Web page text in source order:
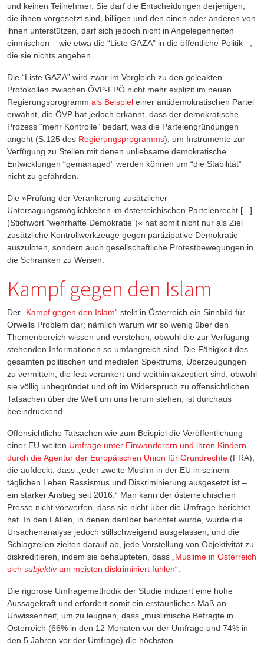
und keinen Teilnehmer. Sie darf die Entscheidungen derjenigen,
die ihnen vorgesetzt sind, billigen und den einen oder anderen von
ihnen unterstützen, darf sich jedoch nicht in Angelegenheiten
einmischen – wie etwa die “Liste GAZA” in die öffentliche Politik –,
die sie nichts angehen.
Die “Liste GAZA” wird zwar im Vergleich zu den geleakten
Protokollen zwischen ÖVP-FPÖ nicht mehr explizit im neuen
Regierungsprogramm als Beispiel einer antidemokratischen Partei
erwähnt, die ÖVP hat jedoch erkannt, dass der demokratische
Prozess “mehr Kontrolle” bedarf, was die Parteiengründungen
angeht (S.125 des Regierungsprogramms), um Instrumente zur
Verfügung zu Stellen mit denen unliebsame demokratische
Entwicklungen “gemanaged” werden können um “die Stabilität”
nicht zu gefährden.
Die »Prüfung der Verankerung zusätzlicher
Untersagungsmöglichkeiten im österreichischen Parteienrecht [...]
(Stichwort "wehrhafte Demokratie")« hat somit nicht nur als Ziel
zusätzliche Kontrollwerkzeuge gegen partizipative Demokratie
auszuloten, sondern auch gesellschaftliche Protestbewegungen in
die Schranken zu Weisen.
Kampf gegen den Islam
Der „ Kampf gegen den Islam“ stellt in Österreich ein Sinnbild für
Orwells Problem dar; nämlich warum wir so wenig über den
Themenbereich wissen und verstehen, obwohl die zur Verfügung
stehenden Informationen so umfangreich sind. Die Fähigkeit des
gesamten politischen und medialen Spektrums, Überzeugungen
zu vermitteln, die fest verankert und weithin akzeptiert sind, obwohl
sie völlig unbegründet und oft im Widerspruch zu offensichtlichen
Tatsachen über die Welt um uns herum stehen, ist durchaus
beeindruckend.
Offensichtliche Tatsachen wie zum Beispiel die Veröffentlichung
einer EU-weiten Umfrage unter Einwanderern und ihren Kindern
durch die Agentur der Europäischen Union für Grundrechte (FRA),
die aufdeckt, dass „jeder zweite Muslim in der EU in seinem
täglichen Leben Rassismus und Diskriminierung ausgesetzt ist –
ein starker Anstieg seit 2016.“ Man kann der österreichischen
Presse nicht vorwerfen, dass sie nicht über die Umfrage berichtet
hat. In den Fällen, in denen darüber berichtet wurde, wurde die
Ursachenanalyse jedoch stillschweigend ausgelassen, und die
Schlagzeilen zielten darauf ab, jede Vorstellung von Objektivität zu
diskreditieren, indem sie behaupteten, dass „ Muslime in Österreich
sich subjektivam meisten diskriminiert fühlen“.
Die rigorose Umfragemethodik der Studie indiziert eine hohe
Aussagekraft und erfordert somit ein erstaunliches Maß an
Unwissenheit, um zu leugnen, dass „muslimische Befragte in
Österreich (66% in den 12 Monaten vor der Umfrage und 74% in
den 5 Jahren vor der Umfrage) die höchsten